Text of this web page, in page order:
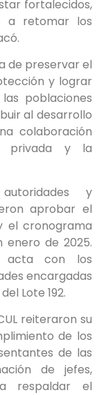
fortalecidos,
a retomar los
de preservar el
y lograr
poblaciones
al desarrollo
colaboración
privada y la
y
aprobar el
el cronograma
enero de 2025.
acta con los
encargadas
Lote 192.
reiteraron su
de los
de las
de jefes,
respaldar el